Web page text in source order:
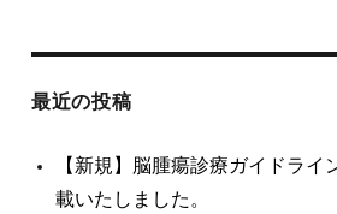
象:
最近の投稿
【新規】脳腫瘍診療ガイドライ
載いたしました。